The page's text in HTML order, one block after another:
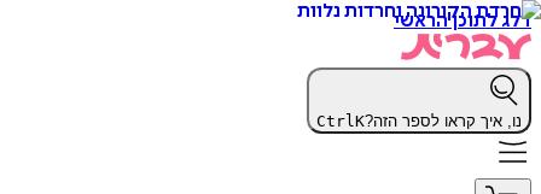
דלג לתוכן הראשי
נו, איך קראו לספר הזה? CtrlK